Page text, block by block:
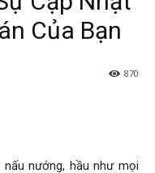
Của Bạn
870
nướng, hầu như mọi